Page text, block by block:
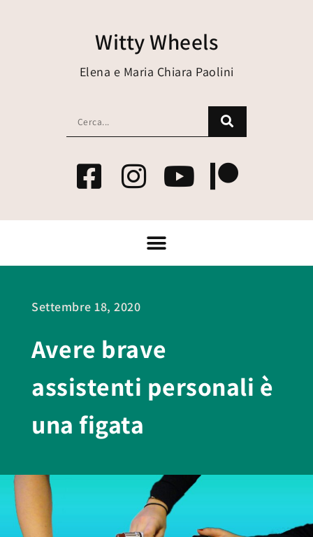
Witty Wheels
Elena e Maria Chiara Paolini
Settembre 18, 2020
Avere brave
assistenti personali è
una figata